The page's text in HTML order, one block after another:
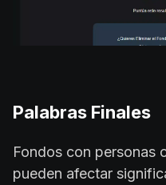
Palabras Finales
Fondos con personas
pueden afectar